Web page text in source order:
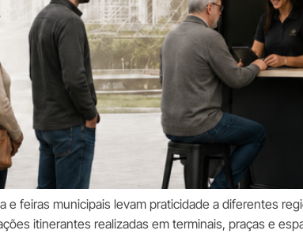
feiras municipais levam praticidade a diferentes
itinerantes realizadas em terminais, praças e